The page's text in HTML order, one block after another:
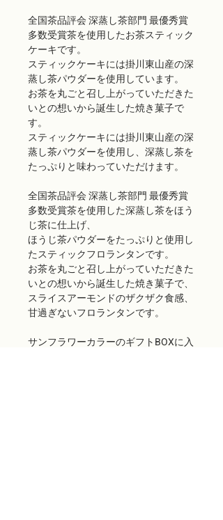
全国茶品評会 深蒸し茶部門 最優秀賞
多数受賞茶を使用したお茶スティック
ケーキです。
スティックケーキには掛川東山産の深
蒸し茶パウダーを使用しています。
お茶を丸ごと召し上がっていただきた
いとの想いから誕生した焼き菓子で
す。
スティックケーキには掛川東山産の深
蒸し茶パウダーを使用し、深蒸し茶を
たっぷりと味わっていただけます。
全国茶品評会 深蒸し茶部門 最優秀賞
多数受賞茶を使用した深蒸し茶をほう
じ茶に仕上げ、
ほうじ茶パウダーをたっぷりと使用し
たスティックフロランタンです。
お茶を丸ごと召し上がっていただきた
いとの想いから誕生した焼き菓子で、
スライスアーモンドのザクザク食感、
甘過ぎないフロランタンです。
サンフラワーカラーのギフトBOXに入